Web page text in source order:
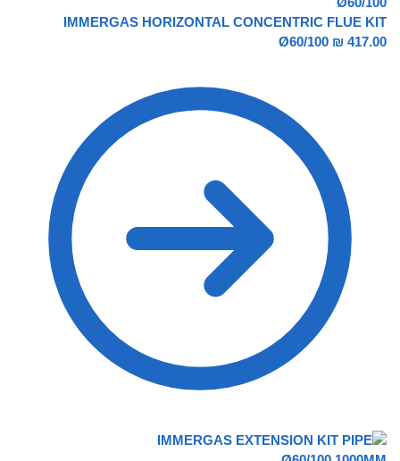
IMMERGAS HORIZONTAL CONCENTRIC FLUE KIT
Ø60/100 ₪ 417.00